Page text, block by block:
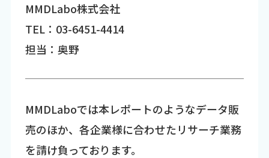
MMDLabo株式会社
TEL：03-6451-4414
担当：奥野
MMDLaboでは本レポートのようなデータ販
売のほか、各企業様に合わせたリサーチ業務
を請け負っております。